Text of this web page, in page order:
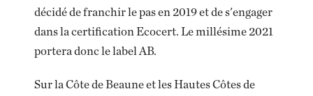
décidé de franchir le pas en 2019 et de s'engager
dans la certification Ecocert. Le millésime 2021
portera donc le label AB.
Sur la Côte de Beaune et les Hautes Côtes de